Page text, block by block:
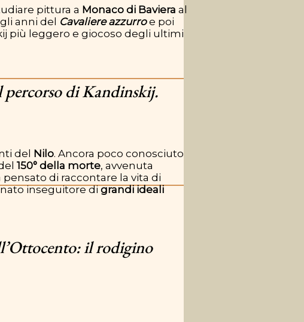
pittura a Monaco di Baviera al
anni del Cavaliere azzurroe poi
più leggero e giocoso degli ultimi
percorso di Kandinskij.
del Nilo. Ancora poco conosciuto
150° della morte, avvenuta
pensato di raccontare la vita di
inseguitore digrandi ideali
il rodigino